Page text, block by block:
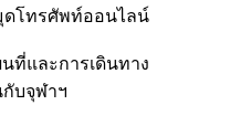
ดโทรศัพท์ออนไลน์
ที่และการเดินทาง
บจุฬาฯ